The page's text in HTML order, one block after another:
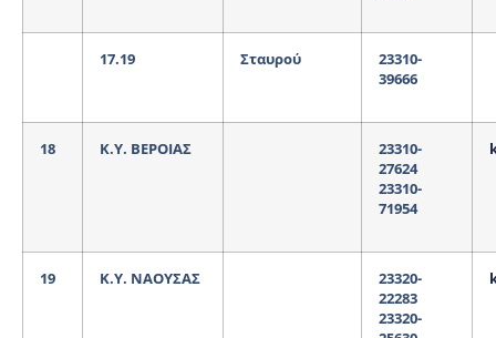
17.19 Σταυρού
23310-
39666
18 Κ.Υ. ΒΕΡΟΙΑΣ
23310-
27624
23310-
71954
19 Κ.Υ. ΝΑΟΥΣΑΣ
23320-
22283
23320-